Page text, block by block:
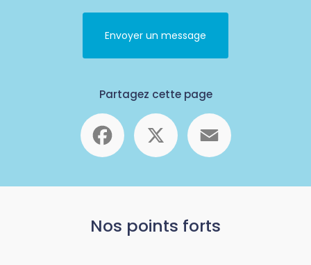
Envoyer un message
Partagez cette page
Facebook
Nos points forts